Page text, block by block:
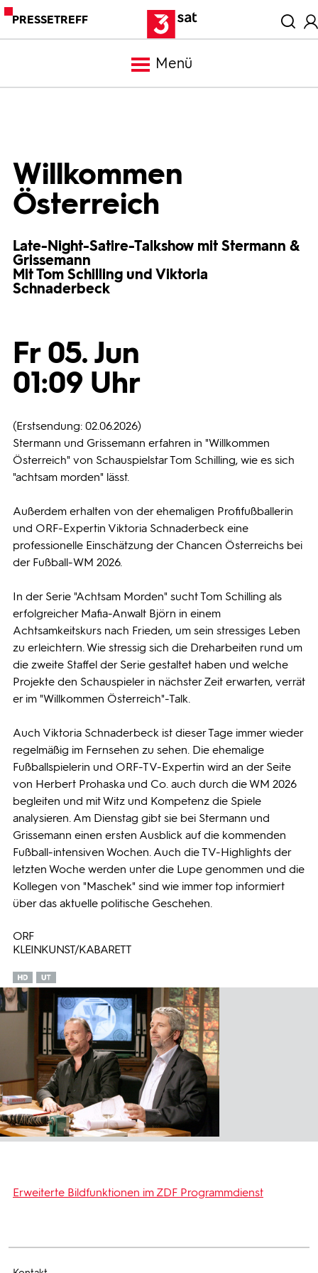
PRESSETREFF
Menü
Mediathek
Trailer
Programmwochen
Willkommen
Österreich
Late-Night-Satire-Talkshow mit Stermann &
Grissemann
Mit Tom Schilling und Viktoria
Schnaderbeck
Fr 05. Jun
01:09 Uhr
(Erstsendung: 02.06.2026)
Stermann und Grissemann erfahren in "Willkommen
Österreich" von Schauspielstar Tom Schilling, wie es sich
"achtsam morden" lässt.
Außerdem erhalten von der ehemaligen Profifußballerin
und ORF-Expertin Viktoria Schnaderbeck eine
professionelle Einschätzung der Chancen Österreichs bei
der Fußball-WM 2026.
In der Serie "Achtsam Morden" sucht Tom Schilling als
erfolgreicher Mafia-Anwalt Björn in einem
Achtsamkeitskurs nach Frieden, um sein stressiges Leben
zu erleichtern. Wie stressig sich die Dreharbeiten rund um
die zweite Staffel der Serie gestaltet haben und welche
Projekte den Schauspieler in nächster Zeit erwarten, verrät
er im "Willkommen Österreich"-Talk.
Auch Viktoria Schnaderbeck ist dieser Tage immer wieder
regelmäßig im Fernsehen zu sehen. Die ehemalige
Fußballspielerin und ORF-TV-Expertin wird an der Seite
von Herbert Prohaska und Co. auch durch die WM 2026
begleiten und mit Witz und Kompetenz die Spiele
analysieren. Am Dienstag gibt sie bei Stermann und
Grissemann einen ersten Ausblick auf die kommenden
Fußball-intensiven Wochen. Auch die TV-Highlights der
letzten Woche werden unter die Lupe genommen und die
Kollegen von "Maschek" sind wie immer top informiert
über das aktuelle politische Geschehen.
ORF
KLEINKUNST/KABARETT
Erweiterte Bildfunktionen im ZDF Programmdienst